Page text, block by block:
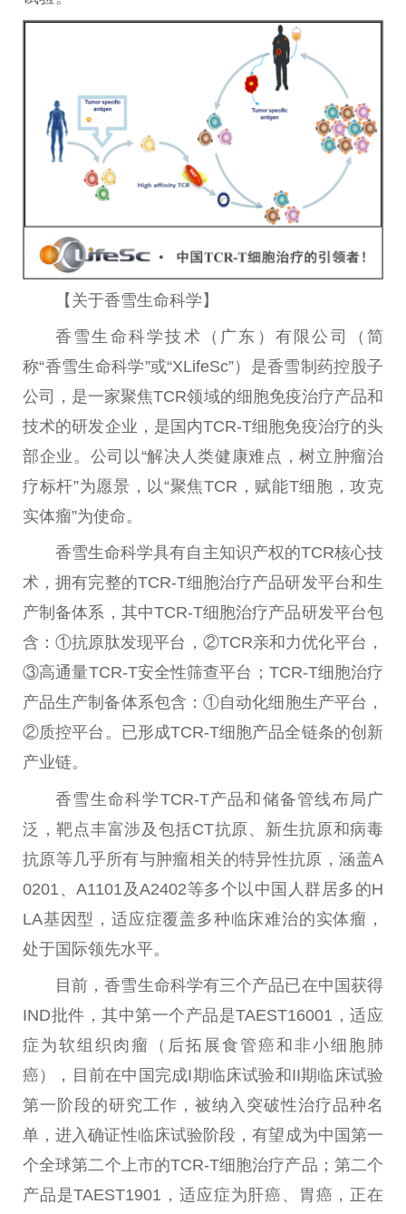
【关于香雪生命科学】
香雪生命科学技术（广东）有限公司（简
称“香雪生命科学”或“XLifeSc”）是香雪制药控股子
公司，是一家聚焦TCR领域的细胞免疫治疗产品和
技术的研发企业，是国内TCR-T细胞免疫治疗的头
部企业。公司以“解决人类健康难点，树立肿瘤治
疗标杆”为愿景，以“聚焦TCR，赋能T细胞，攻克
实体瘤”为使命。
香雪生命科学具有自主知识产权的TCR核心技
术，拥有完整的TCR-T细胞治疗产品研发平台和生
产制备体系，其中TCR-T细胞治疗产品研发平台包
含：①抗原肽发现平台 ，②TCR亲和力优化平台 ，
③高通量TCR-T安全性筛查平台 ；TCR-T细胞治疗
产品生产制备体系包含：①自动化细胞生产平台 ，
②质控平台 。已形成TCR-T细胞产品全链条的创新
产业链。
香雪生命科学TCR-T产品和储备管线布局广
泛，靶点丰富涉及包括CT抗原、新生抗原和病毒
抗原等几乎所有与肿瘤相关的特异性抗原，涵盖A
0201、A1101及A2402等多个以 中国 人群居多的H
LA基因型，适应症覆盖多种临床难治的实体瘤，
处于国际领先水平。
目前，香雪生命科学有三个产品已在中国获得
IND批件，其中第一个产品是TAEST16001，适应
症为软组织肉瘤（后拓展食管癌和非小细胞肺
癌），目前在中国 完成I期临床试验和II期临床试验
第一阶段的研究工作，被纳入突破性治疗品种名
单，进入确证性临床试验阶段，有望成为中国第一
个全球第二个上市的TCR-T细胞治疗产品；第二个
产品是TAEST1901，适应症为肝癌、胃癌，正在